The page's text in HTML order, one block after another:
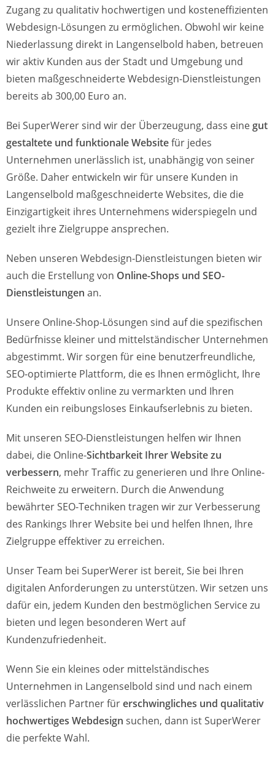
Zugang zu qualitativ hochwertigen und kosteneffizienten
Webdesign-Lösungen zu ermöglichen. Obwohl wir keine
Niederlassung direkt in Langenselbold haben, betreuen
wir aktiv Kunden aus der Stadt und Umgebung und
bieten maßgeschneiderte Webdesign-Dienstleistungen
bereits ab 300,00 Euro an.
Bei SuperWerer sind wir der Überzeugung, dass eine gut
gestaltete und funktionale Websitefür jedes
Unternehmen unerlässlich ist, unabhängig von seiner
Größe. Daher entwickeln wir für unsere Kunden in
Langenselbold maßgeschneiderte Websites, die die
Einzigartigkeit ihres Unternehmens widerspiegeln und
gezielt ihre Zielgruppe ansprechen.
Neben unseren Webdesign-Dienstleistungen bieten wir
auch die Erstellung von Online-Shops und SEO-
Dienstleistungen an.
Unsere Online-Shop-Lösungen sind auf die spezifischen
Bedürfnisse kleiner und mittelständischer Unternehmen
abgestimmt. Wir sorgen für eine benutzerfreundliche,
SEO-optimierte Plattform, die es Ihnen ermöglicht, Ihre
Produkte effektiv online zu vermarkten und Ihren
Kunden ein reibungsloses Einkaufserlebnis zu bieten.
Mit unseren SEO-Dienstleistungen helfen wir Ihnen
dabei, die Online-Sichtbarkeit Ihrer Website zu
verbessern, mehr Traffic zu generieren und Ihre Online-
Reichweite zu erweitern. Durch die Anwendung
bewährter SEO-Techniken tragen wir zur Verbesserung
des Rankings Ihrer Website bei und helfen Ihnen, Ihre
Zielgruppe effektiver zu erreichen.
Unser Team bei SuperWerer ist bereit, Sie bei Ihren
digitalen Anforderungen zu unterstützen. Wir setzen uns
dafür ein, jedem Kunden den bestmöglichen Service zu
bieten und legen besonderen Wert auf
Kundenzufriedenheit.
Wenn Sie ein kleines oder mittelständisches
Unternehmen in Langenselbold sind und nach einem
verlässlichen Partner fürerschwingliches und qualitativ
hochwertiges Webdesign suchen, dann ist SuperWerer
die perfekte Wahl.